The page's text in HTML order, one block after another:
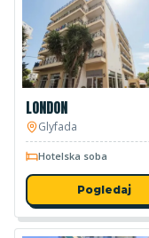
LONDON
Glyfada
Hotelska soba
Pogledaj